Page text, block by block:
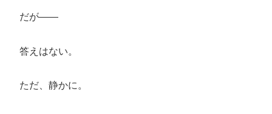
だが――
答えはない。
ただ、静かに。